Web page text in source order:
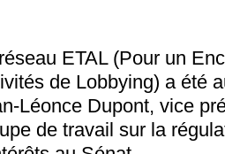
ETAL (Pour un
de Lobbying) a été
Léonce Dupont, vice
de travail sur la